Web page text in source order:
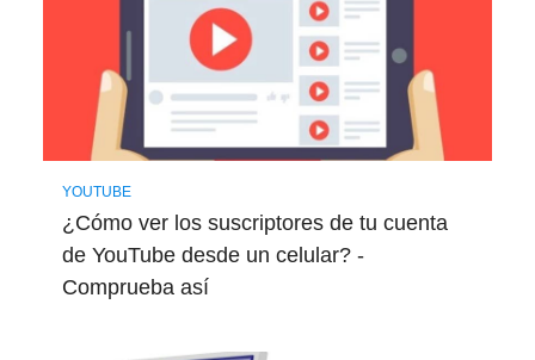
YOUTUBE
¿Cómo ver los suscriptores de tu cuenta
de YouTube desde un celular? -
Comprueba así